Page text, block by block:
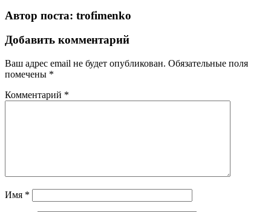
Автор поста: trofimenko
Добавить комментарий
Ваш адрес email не будет опубликован. Обязательные поля
помечены *
Комментарий *
Имя *